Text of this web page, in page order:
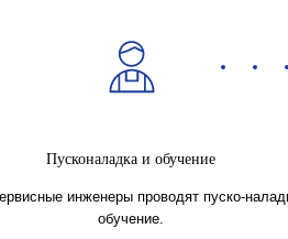
Пусконаладка и обучение
инженеры проводят пуско-
обучение.